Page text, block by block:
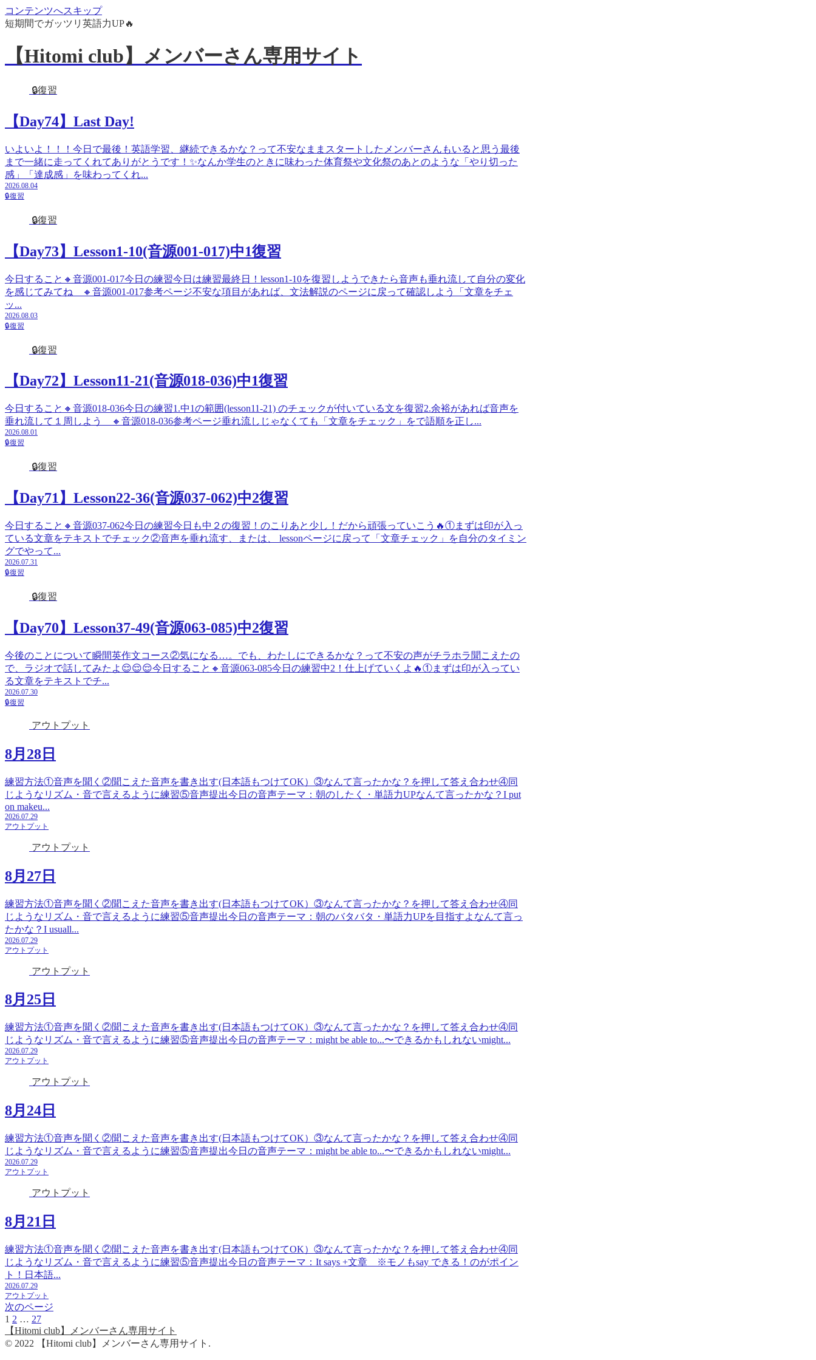
コンテンツへスキップ
短期間でガッツリ英語力UP🔥
【Hitomi club】メンバーさん専用サイト
🔒復習
【Day74】Last Day!
いよいよ！！！今日で最後！英語学習、継続できるかな？って不安なままスタートしたメンバーさんもいると思う最後
まで一緒に走ってくれてありがとうです！✨なんか学生のときに味わった体育祭や文化祭のあとのような「やり切った
感」「達成感」を味わってくれ...
2026.08.04
🔒復習
🔒復習
【Day73】Lesson1-10(音源001-017)中1復習
今日すること🔸音源001-017今日の練習今日は練習最終日！lesson1-10を復習しようできたら音声も垂れ流して自分の変化
を感じてみてね 🔸音源001-017参考ページ不安な項目があれば、文法解説のページに戻って確認しよう「文章をチェ
ッ...
2026.08.03
🔒復習
🔒復習
【Day72】Lesson11-21(音源018-036)中1復習
今日すること🔸音源018-036今日の練習1.中1の範囲(lesson11-21) のチェックが付いている文を復習2.余裕があれば音声を
垂れ流して１周しよう 🔸音源018-036参考ページ垂れ流しじゃなくても「文章をチェック」をで語順を正し...
2026.08.01
🔒復習
🔒復習
【Day71】Lesson22-36(音源037-062)中2復習
今日すること🔸音源037-062今日の練習今日も中２の復習！のこりあと少し！だから頑張っていこう🔥①まずは印が入っ
ている文章をテキストでチェック②音声を垂れ流す、または、 lessonページに戻って「文章チェック」を自分のタイミン
グでやって...
2026.07.31
🔒復習
🔒復習
【Day70】Lesson37-49(音源063-085)中2復習
今後のことについて瞬間英作文コース②気になる…。でも、わたしにできるかな？って不安の声がチラホラ聞こえたの
で、ラジオで話してみたよ😌😌😌今日すること🔸音源063-085今日の練習中2！仕上げていくよ🔥①まずは印が入ってい
る文章をテキストでチ...
2026.07.30
🔒復習
アウトプット
8月28日
練習方法①音声を聞く②聞こえた音声を書き出す(日本語もつけてOK）③なんて言ったかな？を押して答え合わせ④同
じようなリズム・音で言えるように練習⑤音声提出今日の音声テーマ：朝のしたく・単語力UPなんて言ったかな？I put
on makeu...
2026.07.29
アウトプット
アウトプット
8月27日
練習方法①音声を聞く②聞こえた音声を書き出す(日本語もつけてOK）③なんて言ったかな？を押して答え合わせ④同
じようなリズム・音で言えるように練習⑤音声提出今日の音声テーマ：朝のバタバタ・単語力UPを目指すよなんて言っ
たかな？I usuall...
2026.07.29
アウトプット
アウトプット
8月25日
練習方法①音声を聞く②聞こえた音声を書き出す(日本語もつけてOK）③なんて言ったかな？を押して答え合わせ④同
じようなリズム・音で言えるように練習⑤音声提出今日の音声テーマ：might be able to...〜できるかもしれないmight...
2026.07.29
アウトプット
アウトプット
8月24日
練習方法①音声を聞く②聞こえた音声を書き出す(日本語もつけてOK）③なんて言ったかな？を押して答え合わせ④同
じようなリズム・音で言えるように練習⑤音声提出今日の音声テーマ：might be able to...〜できるかもしれないmight...
2026.07.29
アウトプット
アウトプット
8月21日
練習方法①音声を聞く②聞こえた音声を書き出す(日本語もつけてOK）③なんて言ったかな？を押して答え合わせ④同
じようなリズム・音で言えるように練習⑤音声提出今日の音声テーマ：It says +文章 ※モノもsay できる！のがポイン
ト！日本語...
2026.07.29
アウトプット
次のページ
1 2 … 27次
へ
【Hitomi club】メンバーさん専用サイト
© 2022 【Hitomi club】メンバーさん専用サイト.